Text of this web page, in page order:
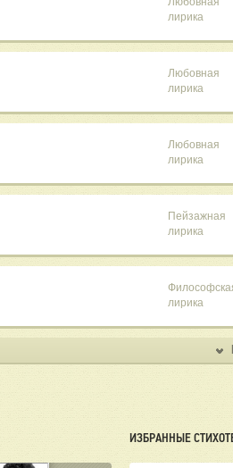
лирика
Любовная
лирика
Любовная
лирика
Пейзажная
лирика
лирика
ИЗБРАННЫЕ